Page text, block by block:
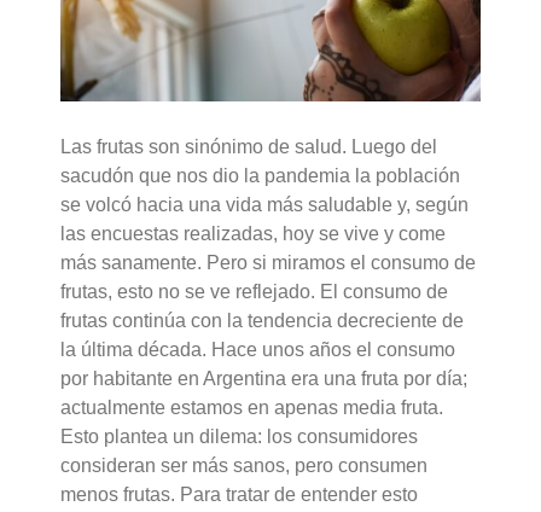
Las frutas son sinónimo de salud. Luego del
sacudón que nos dio la pandemia la población
se volcó hacia una vida más saludable y, según
las encuestas realizadas, hoy se vive y come
más sanamente. Pero si miramos el consumo de
frutas, esto no se ve reflejado. El consumo de
frutas continúa con la tendencia decreciente de
la última década. Hace unos años el consumo
por habitante en Argentina era una fruta por día;
actualmente estamos en apenas media fruta.
Esto plantea un dilema: los consumidores
consideran ser más sanos, pero consumen
menos frutas. Para tratar de entender esto